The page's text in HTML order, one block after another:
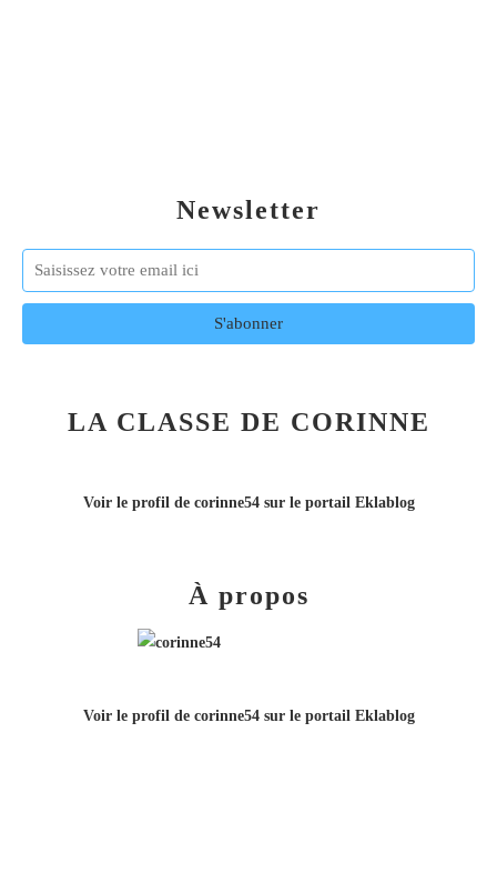
Newsletter
LA CLASSE DE CORINNE
Voir le profil de corinne54sur le portail Eklablog
À propos
Voir le profil de corinne54sur le portail Eklablog